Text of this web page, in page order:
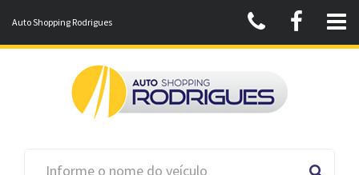
Auto Shopping Rodrigues